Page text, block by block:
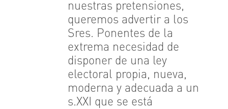
nuestras pretensiones,
queremos advertir a los
Sres. Ponentes de la
extrema necesidad de
disponer de una ley
electoral propia, nueva,
moderna y adecuada a un
s.XXI que se está